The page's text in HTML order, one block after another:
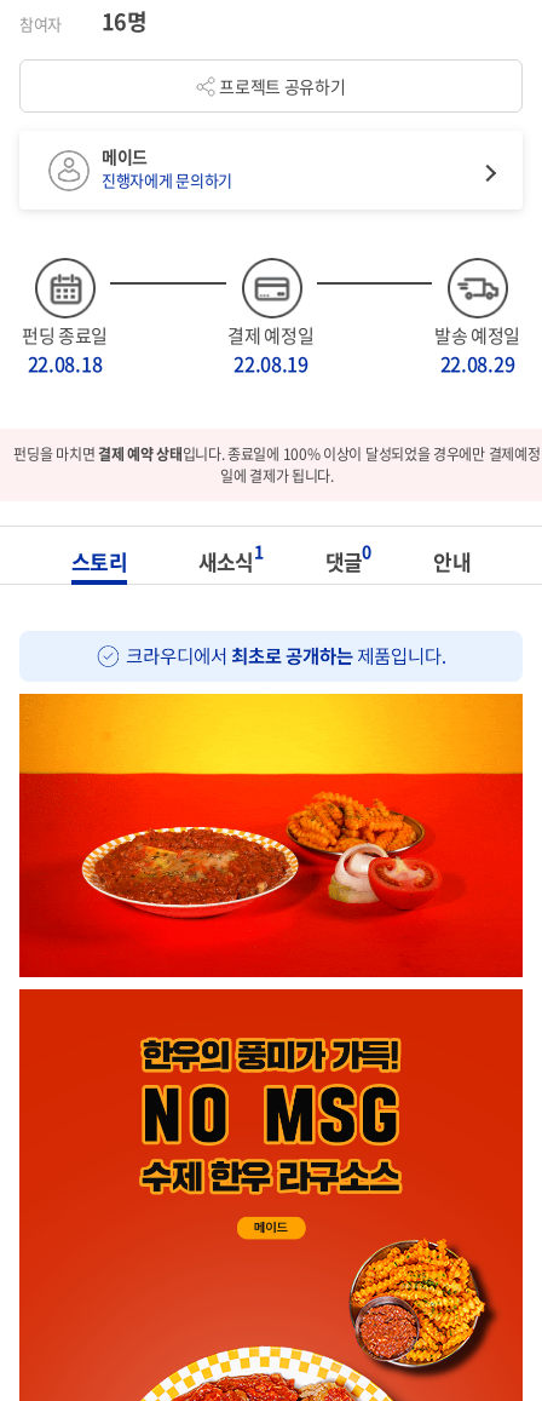
참여자 16명
프로젝트 공유하기
펀딩 종료일
22.08.18
결제 예정일
22.08.19
발송 예정일
22.08.29
메이드
진행자에게 문의하기
펀딩을 마치면결제 예약 상태입니다. 종료일에 100% 이상이 달성되었을 경우에만 결제예정
일에 결제가 됩니다.
스토리 새소식1 댓글0 안내